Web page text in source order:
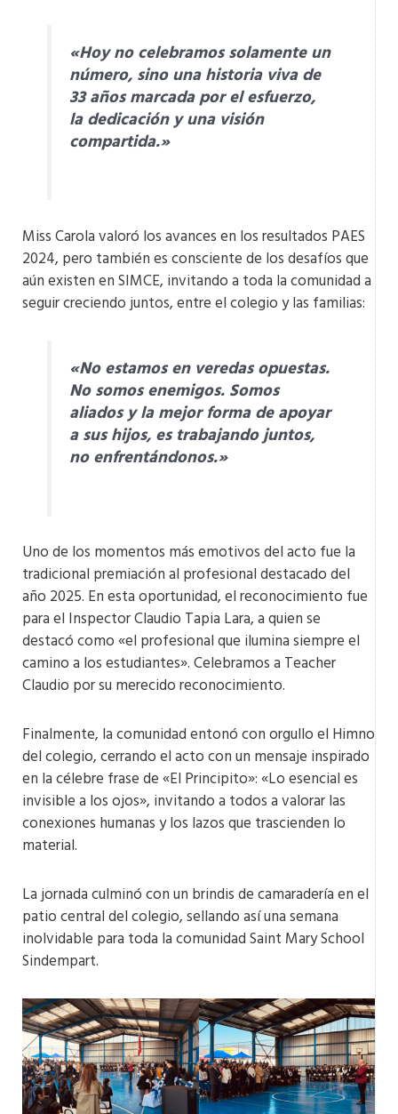
«Hoy no celebramos solamente un
número, sino una historia viva de
33 años marcada por el esfuerzo,
la dedicación y una visión
compartida.»​
Miss Carola valoró los avances en los resultados PAES
2024, pero también es consciente de los desafíos que
aún existen en SIMCE, invitando a toda la comunidad a
seguir creciendo juntos, entre el colegio y las familias:
«No estamos en veredas opuestas.
No somos enemigos. Somos
aliados y la mejor forma de apoyar
a sus hijos, es trabajando juntos,
no enfrentándonos.»​
Uno de los momentos más emotivos del acto fue la
tradicional premiación al profesional destacado del
año 2025. En esta oportunidad, el reconocimiento fue
para el Inspector Claudio Tapia Lara, a quien se
destacó como «el profesional que ilumina siempre el
camino a los estudiantes». Celebramos a Teacher
Claudio por su merecido reconocimiento.
Finalmente, la comunidad entonó con orgullo el Himno
del colegio, cerrando el acto con un mensaje inspirado
en la célebre frase de «El Principito»: «Lo esencial es
invisible a los ojos», invitando a todos a valorar las
conexiones humanas y los lazos que trascienden lo
material​.
La jornada culminó con un brindis de camaradería en el
patio central del colegio, sellando así una semana
inolvidable para toda la comunidad Saint Mary School
Sindempart.